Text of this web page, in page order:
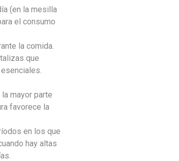
(en la mesilla
el consumo
la comida.
que
mayor parte
favorece la
en los que
hay altas